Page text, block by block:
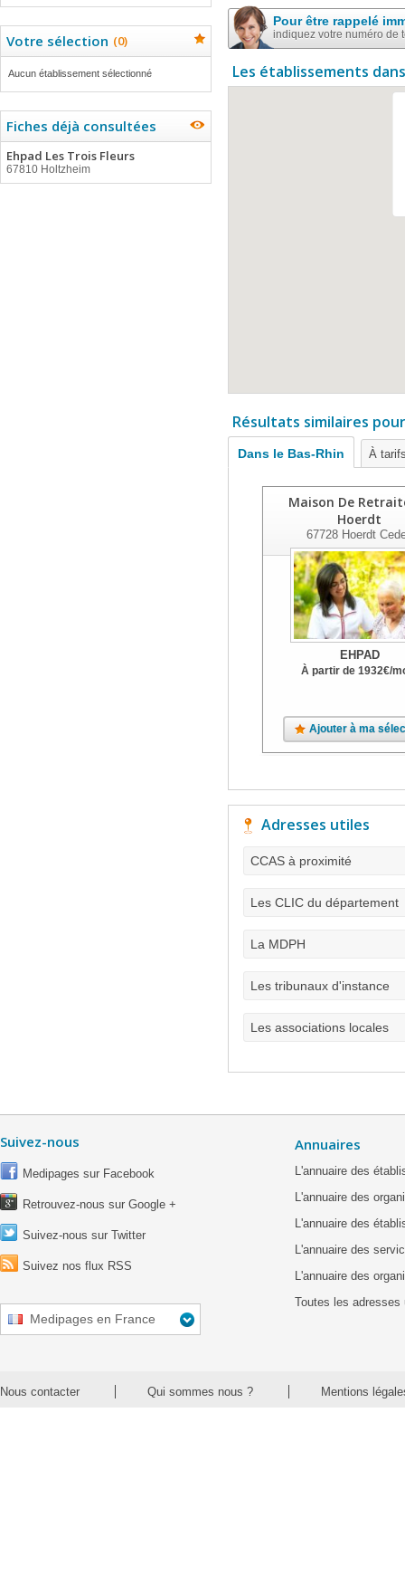
Votre sélection (0)
Aucun établissement sélectionné
Fiches déjà consultées
Ehpad Les Trois Fleurs
67810 Holtzheim
Pour être rappelé
indiquez votre numéro de
Les établissements
Résultats similaires
Dans le Bas-Rhin À
Maison De
Hoerdt
67728Hoerdt
EHPAD
À partir de 1932€/
Ajouter à ma
Adresses utiles
CCAS à proximité
Les CLIC du département
La MDPH
Les tribunaux d'instance
Les associations locales
Suivez-nous
Medipages sur Facebook
Retrouvez-nous sur Google +
Suivez-nous sur Twitter
Suivez nos flux RSS
Medipages en France
Annuaires
L'annuaire des
L'annuaire des
L'annuaire des
L'annuaire des
L'annuaire des
Toutes les adresses
Nous contacter Qui sommes nous ? Mentions